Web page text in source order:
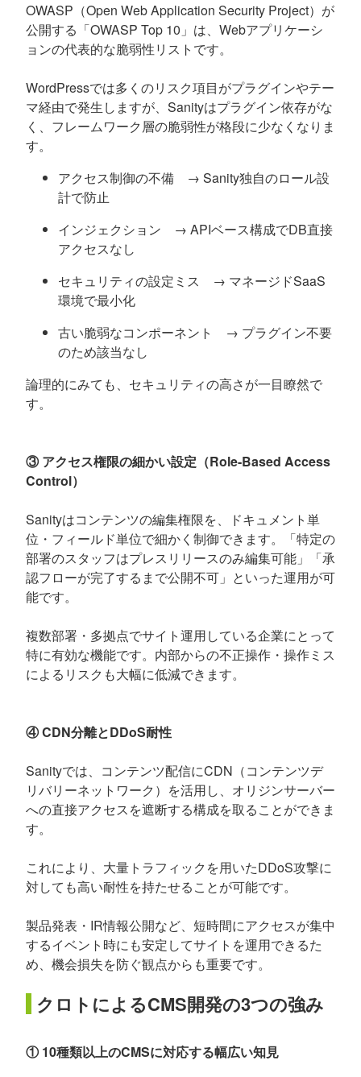
OWASP（Open Web Application Security Project）が
公開する「OWASP Top 10」は、Webアプリケーシ
ョンの代表的な脆弱性リストです。
WordPressでは多くのリスク項目がプラグインやテー
マ経由で発生しますが、Sanityはプラグイン依存がな
く、フレームワーク層の脆弱性が格段に少なくなりま
す。
アクセス制御の不備 → Sanity独自のロール設
計で防止
インジェクション → APIベース構成でDB直接
アクセスなし
セキュリティの設定ミス → マネージドSaaS
環境で最小化
古い脆弱なコンポーネント → プラグイン不要
のため該当なし
論理的にみても、セキュリティの高さが一目瞭然で
す。
③ アクセス権限の細かい設定（Role-Based Access
Control）
Sanityはコンテンツの編集権限を、ドキュメント単
位・フィールド単位で細かく制御できます。「特定の
部署のスタッフはプレスリリースのみ編集可能」「承
認フローが完了するまで公開不可」といった運用が可
能です。
複数部署・多拠点でサイト運用している企業にとって
特に有効な機能です。内部からの不正操作・操作ミス
によるリスクも大幅に低減できます。
④ CDN分離とDDoS耐性
Sanityでは、コンテンツ配信にCDN（コンテンツデ
リバリーネットワーク）を活用し、オリジンサーバー
への直接アクセスを遮断する構成を取ることができま
す。
これにより、大量トラフィックを用いたDDoS攻撃に
対しても高い耐性を持たせることが可能です。
製品発表・IR情報公開など、短時間にアクセスが集中
するイベント時にも安定してサイトを運用できるた
め、機会損失を防ぐ観点からも重要です。
クロトによるCMS開発の3つの強み
① 10種類以上のCMSに対応する幅広い知見